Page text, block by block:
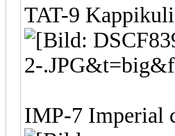
TAT-9 Kappikuli
IMP-7 Imperial